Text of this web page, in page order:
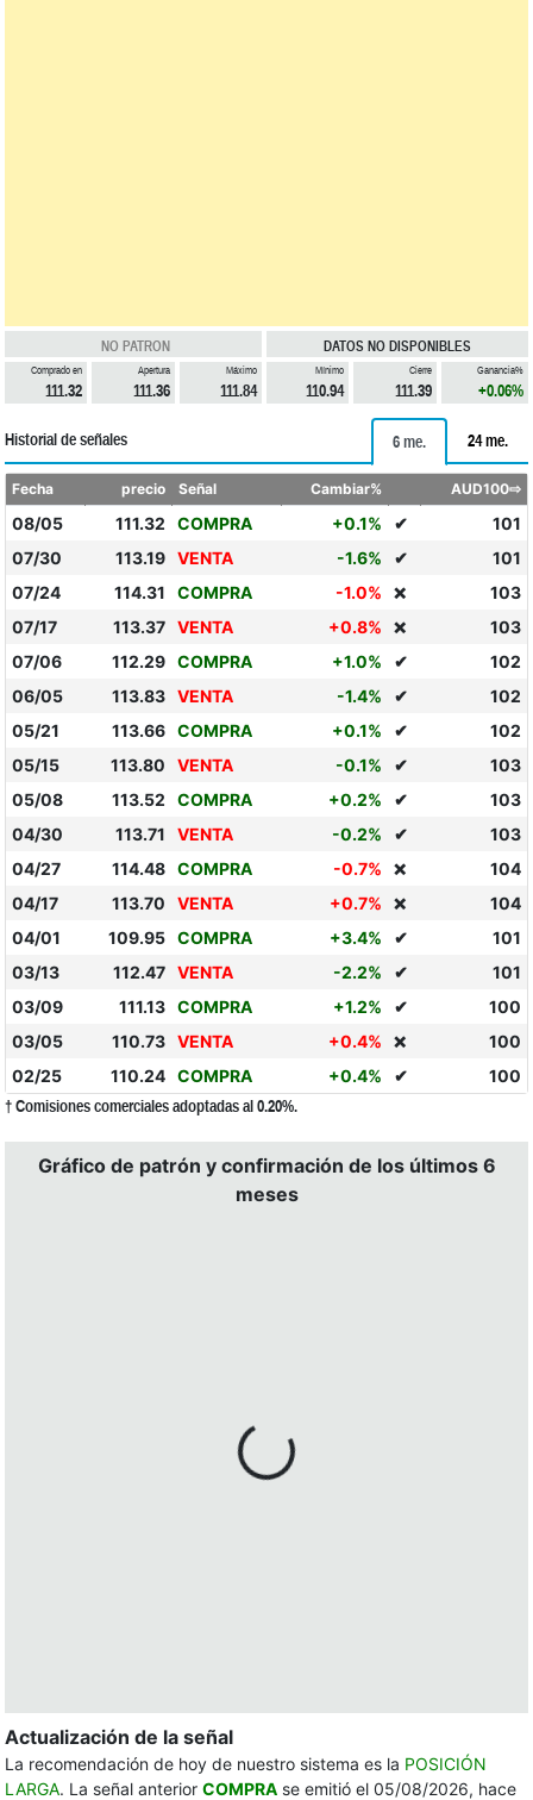
NO PATRON DATOS NO DISPONIBLES
Comprado en
111.32
Apertura
111.36
Máximo
111.84
Mínimo
110.94
Cierre
111.39
Ganancia%
+0.06%
Historial de señales 6 me. 24 me.
Fecha precio Señal Cambiar% AUD100⇨
08/05 111.32 COMPRA +0.1% ✔
101
07/30
113.19 VENTA -1.6% ✔
101
07/24
114.31 COMPRA -1.0% ❌
103
07/17
113.37 VENTA +0.8% ❌
103
07/06
112.29 COMPRA +1.0% ✔
102
06/05
113.83 VENTA -1.4% ✔
102
05/21
113.66 COMPRA +0.1% ✔
102
05/15
113.80 VENTA -0.1% ✔
103
05/08
113.52 COMPRA +0.2% ✔
103
04/30
113.71 VENTA -0.2% ✔
103
04/27
114.48 COMPRA -0.7% ❌
104
04/17
113.70 VENTA +0.7% ❌
104
04/01
109.95 COMPRA +3.4% ✔
101
03/13
112.47 VENTA -2.2% ✔
101
03/09
111.13 COMPRA +1.2% ✔
100
03/05
110.73 VENTA +0.4% ❌
100
02/25
110.24 COMPRA +0.4% ✔ 100
† Comisiones comerciales adoptadas al 0.20%.
Gráfico de patrón y confirmación de los últimos 6
meses
Actualización de la señal
La recomendación de hoy de nuestro sistema es la POSICIÓN
LARGA. La señal anterior COMPRA se emitió el 05/08/2026, hace